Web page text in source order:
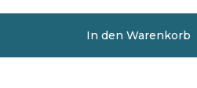
In den Warenkorb